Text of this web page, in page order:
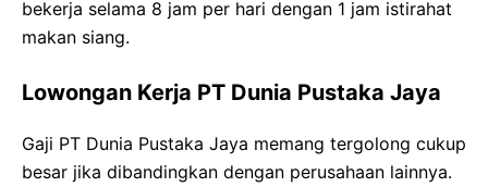
bekerja selama 8 jam per hari dengan 1 jam istirahat
makan siang.
Lowongan Kerja PT Dunia Pustaka Jaya
Gaji PT Dunia Pustaka Jaya memang tergolong cukup
besar jika dibandingkan dengan perusahaan lainnya.